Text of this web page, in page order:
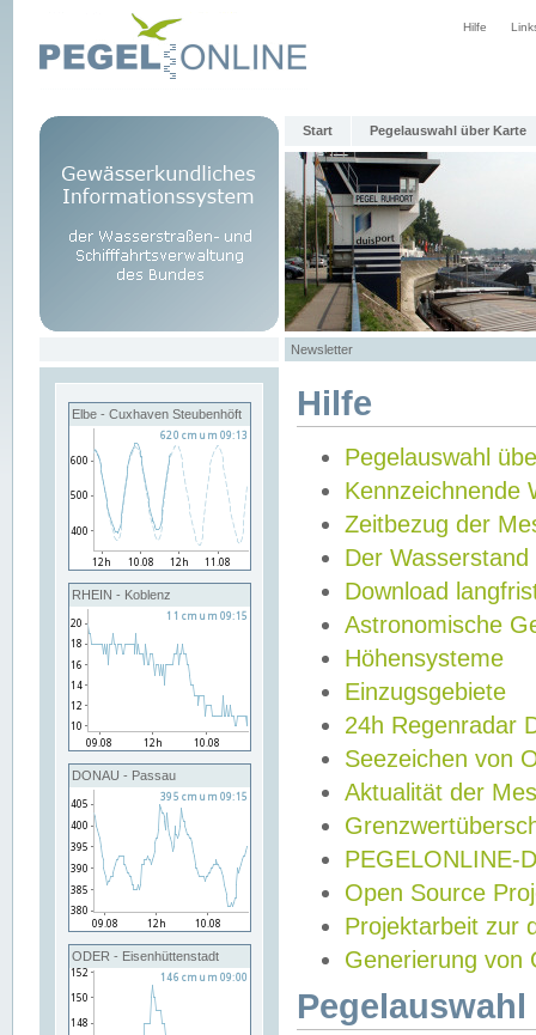
Hilfe
Start Pegelauswahl über Karte
Newsletter
Elbe - Cuxhaven Steubenhöft
RHEIN - Koblenz
DONAU - Passau
ODER - Eisenhüttenstadt
Hilfe
Pegelauswahl
Kennzeichnende
Zeitbezug der
Der Wasserstand
Download
Astronomische
Höhensysteme
Einzugsgebiete
24h Regenradar
Seezeichen von
Aktualität der
PEGELONLINE-
Open Source
Projektarbeit zur
Generierung von